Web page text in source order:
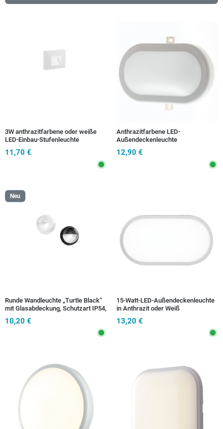
3W anthrazitfarbene oder weiße
LED-Einbau-Stufenleuchte
11,70 €
Anthrazitfarbene LED-
Außendeckenleuchte
12,90 €
Neu
Runde Wandleuchte „Turtle Black“
mit Glasabdeckung, Schutzart IP54,
10,20 €
15-Watt-LED-Außendeckenleuchte
in Anthrazit oder Weiß
13,20 €